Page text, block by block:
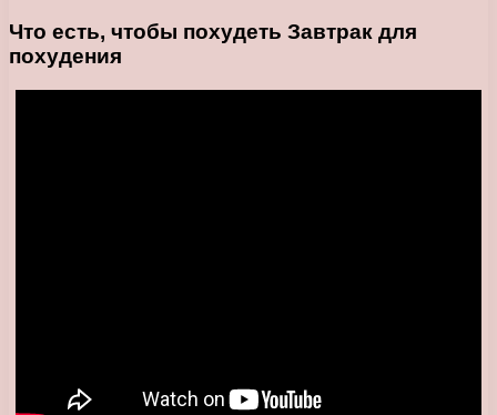
Что есть, чтобы похудеть Завтрак для
похудения